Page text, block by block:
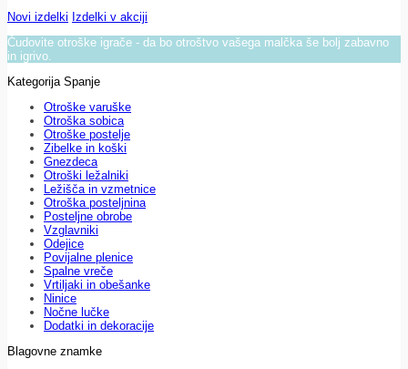
Novi izdelki Izdelki v akciji
Čudovite otroške igrače - da bo otroštvo vašega malčka še bolj zabavno
in igrivo.
Kategorija Spanje
Otroške varuške
Otroška sobica
Otroške postelje
Zibelke in koški
Gnezdeca
Otroški ležalniki
Ležišča in vzmetnice
Otroška posteljnina
Posteljne obrobe
Vzglavniki
Odejice
Povijalne plenice
Spalne vreče
Vrtiljaki in obešanke
Ninice
Nočne lučke
Dodatki in dekoracije
Blagovne znamke